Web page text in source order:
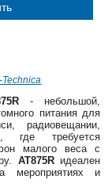
375
29
620-
38-
38
- небольшой,
питания для
радиовещании,
требуется
малого веса с
АТ875Rидеален
мероприятиях и